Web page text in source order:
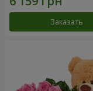
Заказать